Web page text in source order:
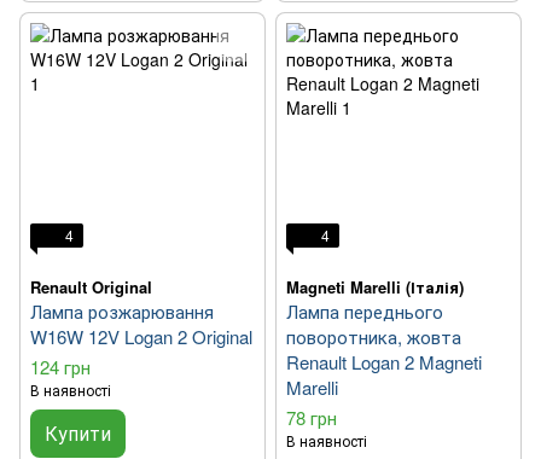
4
Renault Original
Лампа розжарювання
W16W 12V Logan 2 Original
124 грн
В наявності
Купити
4
Magneti Marelli (Італія)
Лампа переднього
поворотника, жовта
Renault Logan 2 Magneti
Marelli
78 грн
В наявності